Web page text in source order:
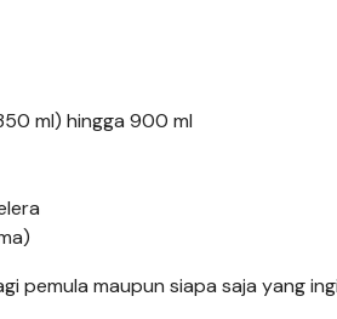
ml) hingga 900 ml
pemula maupun siapa saja yang